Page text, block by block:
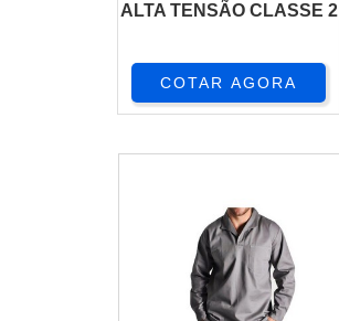
ALTA TENSÃO CLASSE 2
COTAR AGORA